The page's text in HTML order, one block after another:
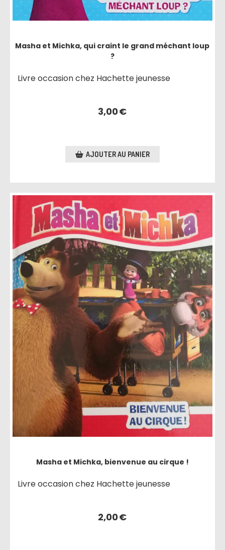
Masha et Michka, qui craint le grand méchant loup
?
Livre occasion chez Hachette jeunesse
3,00€
AJOUTER AU PANIER
Masha et Michka, bienvenue au cirque !
Livre occasion chez Hachette jeunesse
2,00€